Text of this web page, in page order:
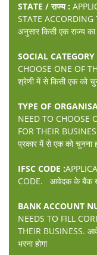
STATE / राज्य :
STATE
अनुसार किसी एक राज्य
SOCIAL CATEGORY
CHOOSE ONE OF
श्रेणी में से किसी एक को
TYPE OF
NEED TO CHOOSE
FOR THEIR
प्रकार में से एक को चुनना
IFSC CODE :
CODE. आवेदक के बैंक
BANK ACCOUNT
NEEDS TO FILL
THEIR BUSINESS.
भरना होगा